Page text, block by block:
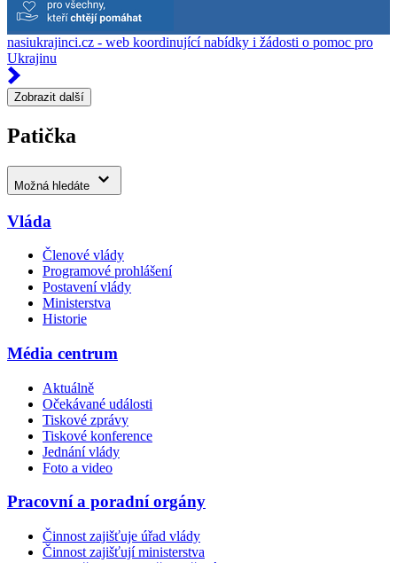
nasiukrajinci.cz - web koordinující nabídky i žádosti o pomoc pro
Ukrajinu
Zobrazit další
Patička
Možná hledáte
Vláda
Členové vlády
Programové prohlášení
Postavení vlády
Ministerstva
Historie
Média centrum
Aktuálně
Očekávané události
Tiskové zprávy
Tiskové konference
Jednání vlády
Foto a video
Pracovní a poradní orgány
Činnost zajišťuje úřad vlády
Činnost zajišťují ministerstva